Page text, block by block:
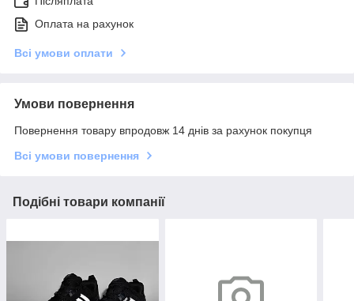
Оплата на рахунок
Всі умови оплати
Умови повернення
Повернення товару впродовж 14 днів за рахунок покупця
Всі умови повернення
Подібні товари компанії